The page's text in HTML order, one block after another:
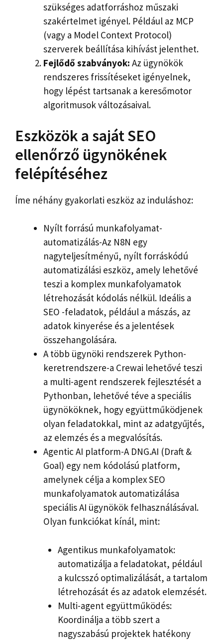
szükséges adatforráshoz műszaki
szakértelmet igényel. Például az MCP
(vagy a Model Context Protocol)
szerverek beállítása kihívást jelenthet.
Fejlődő szabványok: Az ügynökök
rendszeres frissítéseket igényelnek,
hogy lépést tartsanak a keresőmotor
algoritmusok változásaival.
Eszközök a saját SEO
ellenőrző ügynökének
felépítéséhez
Íme néhány gyakorlati eszköz az induláshoz:
Nyílt forrású munkafolyamat-
automatizálás-Az N8N egy
nagyteljesítményű, nyílt forráskódú
automatizálási eszköz, amely lehetővé
teszi a komplex munkafolyamatok
létrehozását kódolás nélkül. Ideális a
SEO -feladatok, például a mászás, az
adatok kinyerése és a jelentések
összehangolására.
A több ügynöki rendszerek Python-
keretrendszere-a Crewai lehetővé teszi
a multi-agent rendszerek fejlesztését a
Pythonban, lehetővé téve a speciális
ügynököknek, hogy együttműködjenek
olyan feladatokkal, mint az adatgyűjtés,
az elemzés és a megvalósítás.
Agentic AI platform-A DNG.AI (Draft &
Goal) egy nem kódolású platform,
amelynek célja a komplex SEO
munkafolyamatok automatizálása
speciális AI ügynökök felhasználásával.
Olyan funkciókat kínál, mint:
Agentikus munkafolyamatok:
automatizálja a feladatokat, például
a kulcsszó optimalizálását, a tartalom
létrehozását és az adatok elemzését.
Multi-agent együttműködés:
Koordinálja a több szert a
nagyszabású projektek hatékony